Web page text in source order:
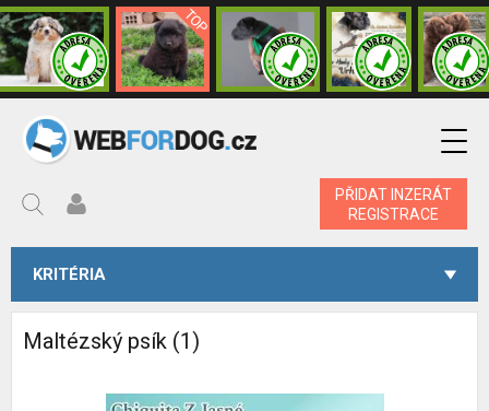
PŘIDAT INZERÁT
REGISTRACE
KRITÉRIA
Maltézský psík (1)